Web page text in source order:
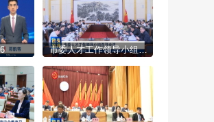
市委人才工作领导小组召开会议